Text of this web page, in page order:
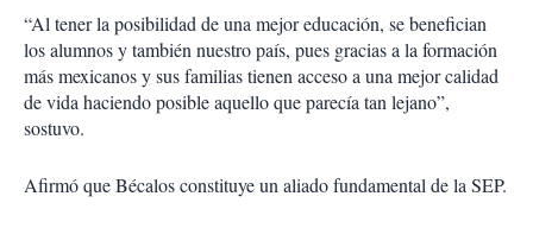
“Al tener la posibilidad de una mejor educación, se benefician
los alumnos y también nuestro país, pues gracias a la formación
más mexicanos y sus familias tienen acceso a una mejor calidad
de vida haciendo posible aquello que parecía tan lejano”,
sostuvo.
Afirmó que Bécalos constituye un aliado fundamental de la SEP.